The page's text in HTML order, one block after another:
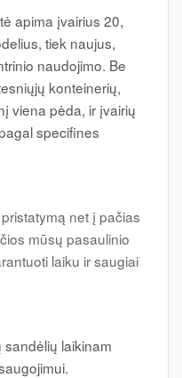
apima įvairius 20,
tiek naujus,
naudojimo. Be
konteinerių,
viena pėda, ir įvairių
specifines
net į pačias
mūsų pasaulinio
laiku ir saugiai
laikinam